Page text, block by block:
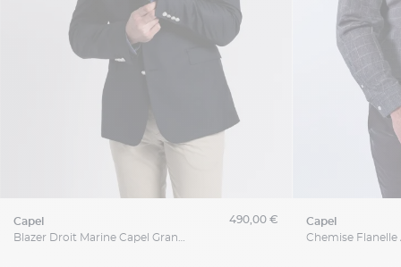
capel
Blazer Droit Marine Capel Grande Taille
490,00 € capel